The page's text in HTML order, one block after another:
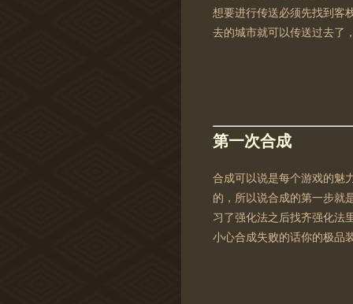
想要进行传送必须先找到客
去的城市就可以传送过去了
第一次合成
合成可以说是每个游戏的魅
的，所以说合成的第一步就
习了强化法之后找齐强化法
小心合成失败的话你的极品